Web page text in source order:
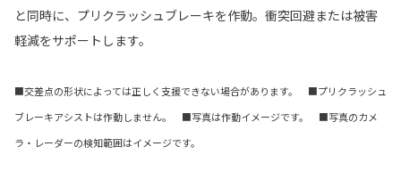
と同時に、プリクラッシュブレーキを作動。衝突回避または被害
軽減をサポートします。
■交差点の形状によっては正しく支援できない場合があります。 ■プリクラッシュ
ブレーキアシストは作動しません。 ■写真は作動イメージです。 ■写真のカメ
ラ・レーダーの検知範囲はイメージです。